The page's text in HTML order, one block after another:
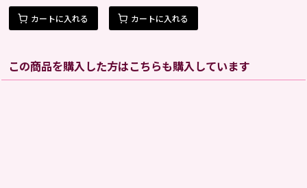
カートに入れる カートに入れる
この商品を購入した方はこちらも購入しています